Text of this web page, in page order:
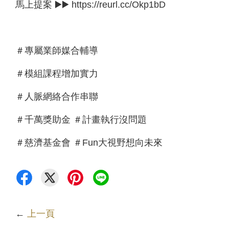
馬上提案 ▶️▶️ https://reurl.cc/Okp1bD
＃專屬業師媒合輔導
＃模組課程增加實力
＃人脈網絡合作串聯
＃千萬獎助金 ＃計畫執行沒問題
＃慈濟基金會 ＃Fun大視野想向未來
← 上一頁